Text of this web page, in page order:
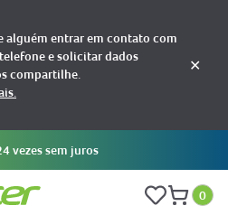
alguém entrar em contato com
e solicitar dados
compartilhe.
✕
vezes sem juros
0